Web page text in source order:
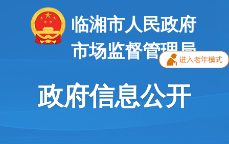
临湘市人民政府
市场监督管理局
政府信息公开